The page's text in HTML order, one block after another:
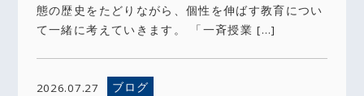
態の歴史をたどりながら、個性を伸ばす教育につい
て一緒に考えていきます。 「一斉授業 […]
2026.07.27 ブログ